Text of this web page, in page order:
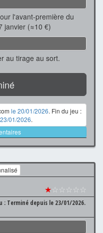
l'avant-première du
janvier (≈10 €)
au tirage au sort.
le 20/01/2026. Fin du jeu :
23/01/2026.
★☆☆☆☆☆
: Terminé depuis le 23/01/2026.